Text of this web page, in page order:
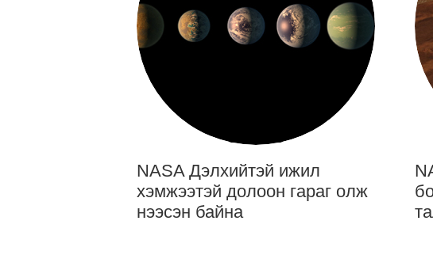
NASA Дэлхийтэй ижил
хэмжээтэй долоон гараг олж
нээсэн байна